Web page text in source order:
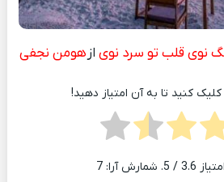
نوی قلب تو سرد نوی از هومن نجفی
کنید تا به آن امتیاز دهید!
3.6 / 5. شمارش آرا: 7